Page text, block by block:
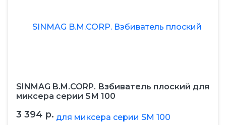
SINMAG B.M.CORP. Взбиватель плоский для
миксера серии SМ 100
3 394 р.